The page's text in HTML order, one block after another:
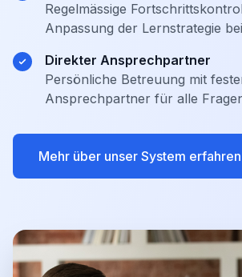
Regelmässige
Anpassung der Lernstrategie
Direkter Ansprechpartner
Persönliche Betreuung mit
Ansprechpartner für alle
Mehr über unser System erfahren